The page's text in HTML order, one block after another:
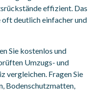
effizient. Das
deutlich einfacher und
Sie kostenlos und
Umzugs- und
vergleichen. Fragen Sie
Bodenschutzmatten,